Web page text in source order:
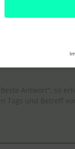
könnt Ihr auch
Blick reinwerfen.
☀️